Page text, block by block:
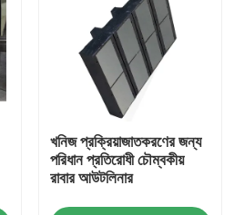
খনিজ প্রক্রিয়াজাতকরণের জন্য
পরিধান প্রতিরোধী চৌম্বকীয়
রাবার আউটলিনার